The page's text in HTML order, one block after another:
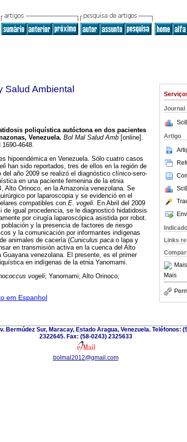
Journal
Artigo
Links
Mais
Mais
Salud Ambiental
poliquística autóctona en dos pacientes
Venezuela. Bol Mal Salud Amb [online].
4648.
hipoendémica en Venezuela. Sólo cuatro casos
han sido reportados, tres de ellos en la región de
del año 2009 se realizó el diagnóstico clínico-sero-
en una paciente femenina de la etnia
Alto Orinoco, en la Amazonía venezolana. Se
por laparoscopia y se evidenció en el
compatibles con E. vogeli. En Abril del 2009
de igual procedencia, se le diagnosticó hidatidosis
por cirugía laparoscópica asistida por robot.
y la presencia de factores de riesgo
y la comunicación por informantes indígenas
animales de cacería (Cuniculus paca o lapa y
en transmisión activa en la cuenca del Alto
venezolana. El presente, es el primer
en indígenas de la etnia Yanomami.
vogeli; Yanomami; Alto Orinoco;
em Espanhol
Bermúdez Sur, Maracay, Estado Aragua, Venezuela. Teléfonos:
2322645. Fax: (58-0243) 2325633
bolmal2012@gmail.com